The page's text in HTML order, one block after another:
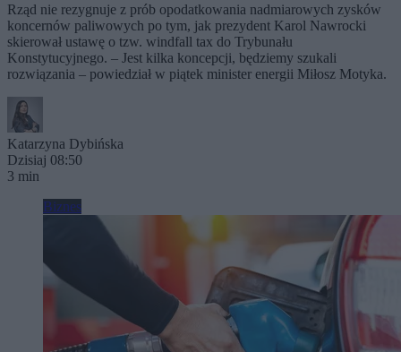
Rząd nie rezygnuje z prób opodatkowania nadmiarowych zysków
koncernów paliwowych po tym, jak prezydent Karol Nawrocki
skierował ustawę o tzw. windfall tax do Trybunału
Konstytucyjnego. – Jest kilka koncepcji, będziemy szukali
rozwiązania – powiedział w piątek minister energii Miłosz Motyka.
Katarzyna Dybińska
Dzisiaj 08:50
3 min
Biznes